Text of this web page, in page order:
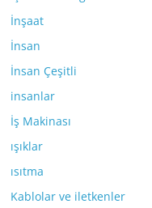
İnşaat
İnsan
İnsan Çeşitli
insanlar
İş Makinası
ışıklar
ısıtma
Kablolar ve iletkenler